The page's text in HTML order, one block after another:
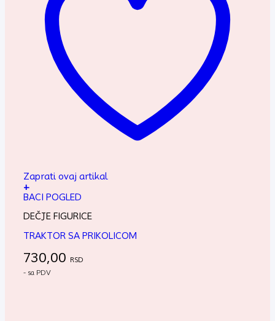
Zaprati ovaj artikal
+
BACI POGLED
DEČJE FIGURICE
TRAKTOR SA PRIKOLICOM
730,00 RSD
- sa PDV